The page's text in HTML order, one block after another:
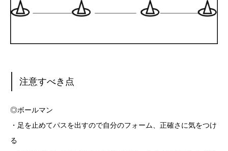
注意すべき点
◎ボールマン
・足を止めてパスを出すので自分のフォーム、正確さに気をつけ
る